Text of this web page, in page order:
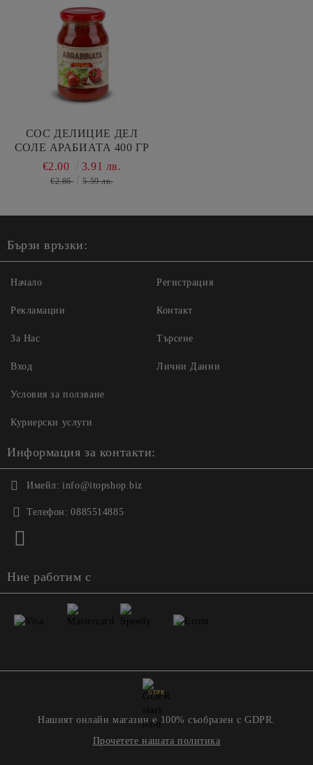
СОС ДЕЛИЦИЕ ДЕЛ
СОЛЕ АРАБИАТА 400 ГР
€2.00
3.91 лв.
€2.86 5.59 лв.
Бързи връзки:
Начало
Рекламации
За Нас
Вход
Регистрация
Контакт
Търсене
Лични Данни
Условия за ползване
Куриерски услуги
Информация за контакти:
Имейл: info@itopshop.biz
Телефон: 0885514885
Ние работим с
GDPR
Нашият онлайн магазин е 100% съобразен с GDPR.
Прочетете нашата политика